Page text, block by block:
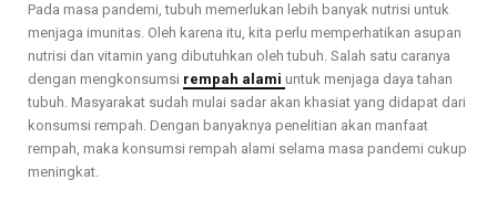
Pada masa pandemi, tubuh memerlukan lebih banyak nutrisi untuk
menjaga imunitas. Oleh karena itu, kita perlu memperhatikan asupan
nutrisi dan vitamin yang dibutuhkan oleh tubuh. Salah satu caranya
dengan mengkonsumsi rempah alami untuk menjaga daya tahan
tubuh. Masyarakat sudah mulai sadar akan khasiat yang didapat dari
konsumsi rempah. Dengan banyaknya penelitian akan manfaat
rempah, maka konsumsi rempah alami selama masa pandemi cukup
meningkat.